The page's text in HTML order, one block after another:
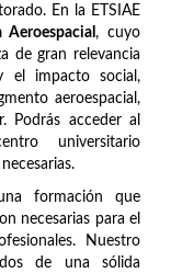
En la ETSIAE
Aeroespacial, cuyo
de gran relevancia
el impacto social,
aeroespacial,
Podrás acceder al
universitario
formación que
necesarias para el
Nuestro
de una sólida